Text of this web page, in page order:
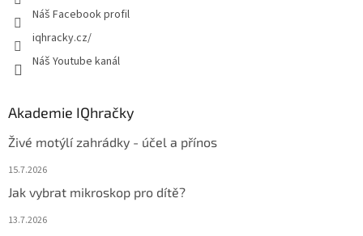
Náš Facebook profil
iqhracky.cz/
Náš Youtube kanál
Akademie IQhračky
Živé motýlí zahrádky - účel a přínos
15.7.2026
Jak vybrat mikroskop pro dítě?
13.7.2026